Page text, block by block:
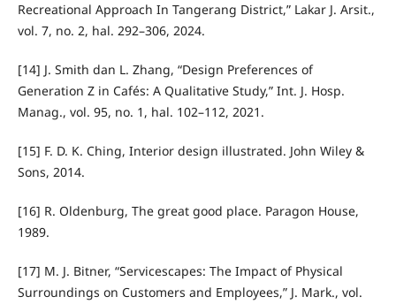
Recreational Approach In Tangerang District,” Lakar J. Arsit.,
vol. 7, no. 2, hal. 292–306, 2024.
[14] J. Smith dan L. Zhang, “Design Preferences of
Generation Z in Cafés: A Qualitative Study,” Int. J. Hosp.
Manag., vol. 95, no. 1, hal. 102–112, 2021.
[15] F. D. K. Ching, Interior design illustrated. John Wiley &
Sons, 2014.
[16] R. Oldenburg, The great good place. Paragon House,
1989.
[17] M. J. Bitner, “Servicescapes: The Impact of Physical
Surroundings on Customers and Employees,” J. Mark., vol.